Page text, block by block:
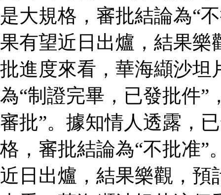
是大規格，審批結論為“
果有望近日出爐，結果樂
批進度來看，華海纈沙坦
為“制證完畢，已發批件”
審批”。據知情人透露，
格，審批結論為“不批准”
近日出爐，結果樂觀，預